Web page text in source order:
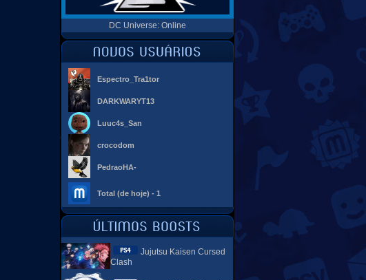
DC Universe: Online
Espectro_Tra1tor
DARKWARYT13
Luuc4s_San
crocodom
PedraoHA-
Total (de hoje) - 1
Jujutsu Kaisen Cursed
Clash